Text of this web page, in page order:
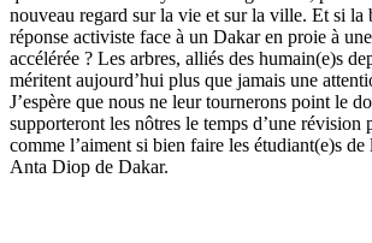
nouveau regard sur la vie et sur la ville. Et si la
réponse activiste face à un Dakar en proie à
accélérée ? Les arbres, alliés des humain(e)s
méritent aujourd’hui plus que jamais une
J’espère que nous ne leur tournerons point le
supporteront les nôtres le temps d’une révision
comme l’aiment si bien faire les étudiant(e)s
Anta Diop de Dakar.